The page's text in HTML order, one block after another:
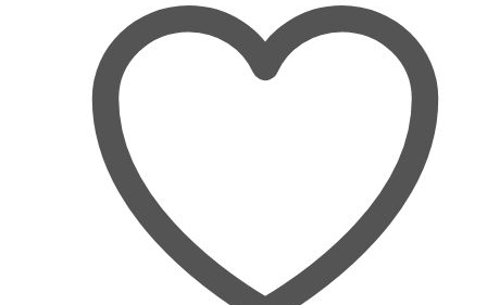
der
Produktseite
gewählt
werden